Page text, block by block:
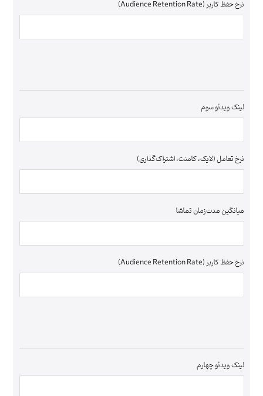
نرخ حفظ کاربر (Audience Retention Rate)
لینک ویدئو سوم
نرخ تعامل (لایک، کامنت، اشتراک‌گذاری)
میانگین مدت‌زمان تماشا
نرخ حفظ کاربر (Audience Retention Rate)
لینک ویدئو چهارم